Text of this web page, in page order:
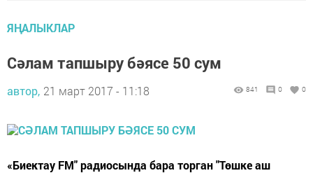
ЯҢАЛЫКЛАР
Сәлам тапшыру бәясе 50 сум
автор, 21 март 2017 - 11:18 841 0 0
«Биектау FM" радиосында бара торган "Төшке аш